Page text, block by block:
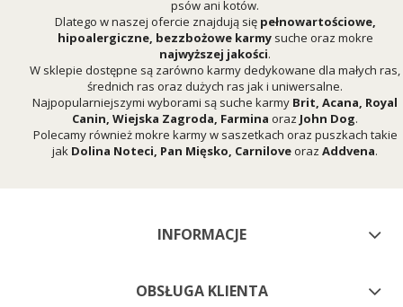
psów ani kotów.
Dlatego w naszej ofercie znajdują się pełnowartościowe,
hipoalergiczne, bezzbożowe karmy suche oraz mokre
najwyższej jakości.
W sklepie dostępne są zarówno karmy dedykowane dla małych ras,
średnich ras oraz dużych ras jak i uniwersalne.
Najpopularniejszymi wyborami są suche karmy Brit, Acana, Royal
Canin, Wiejska Zagroda, Farmina oraz John Dog.
Polecamy również mokre karmy w saszetkach oraz puszkach takie
jak Dolina Noteci, Pan Mięsko, Carniloveoraz Addvena.
INFORMACJE
OBSŁUGA KLIENTA